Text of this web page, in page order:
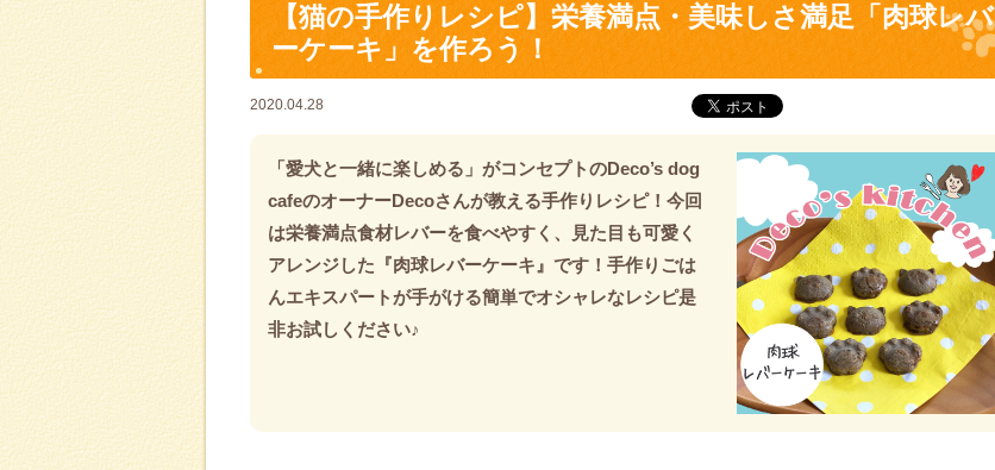
【猫の手作りレシピ】栄養満点・美味しさ満足「肉球レバ
ーケーキ」を作ろう！
2020.04.28
「愛犬と一緒に楽しめる」がコンセプトのDeco’s dog
cafeのオーナーDecoさんが教える手作りレシピ！今回
は栄養満点食材レバーを食べやすく、見た目も可愛く
アレンジした『肉球レバーケーキ』です！手作りごは
んエキスパートが手がける簡単でオシャレなレシピ是
非お試しください♪